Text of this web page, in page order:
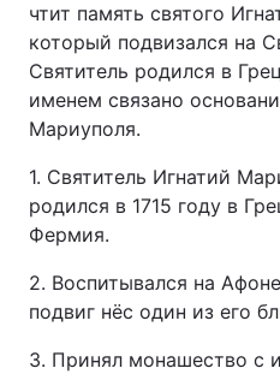
чтит память святого
который подвизался на
Святитель родился в
именем связано
Мариуполя.
1. Святитель Игнатий
родился в 1715 году в
Фермия.
2. Воспитывался на
подвиг нёс один из его
3. Принял монашество с